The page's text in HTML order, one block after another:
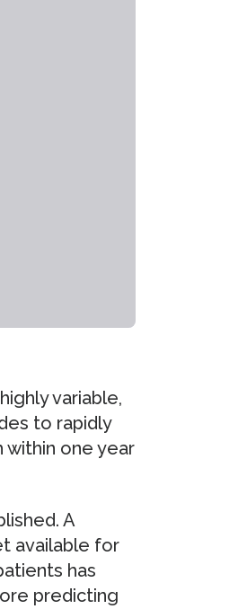
variable,
to rapidly
one year
A
available for
has
predicting